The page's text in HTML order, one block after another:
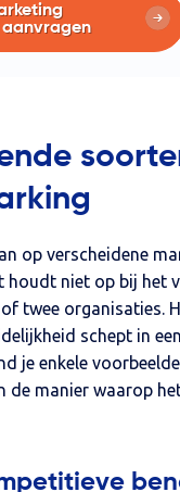
op verscheidene
houdt niet op bij het
twee organisaties.
schept in
je enkele
de manier waarop